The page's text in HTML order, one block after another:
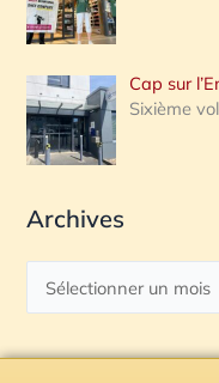
Cap sur
Sixième
Archives